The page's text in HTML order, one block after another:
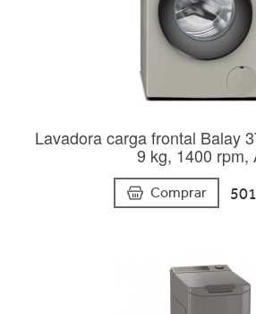
Lavadora carga frontal Balay
9 kg, 1400 rpm,
Comprar